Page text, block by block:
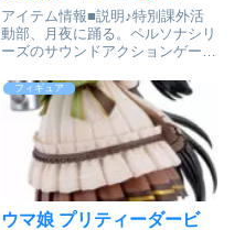
スマイルアーツ上海]が予
約受付中
アイテム情報■説明♪特別課外活
動部、月夜に踊る。ペルソナシリ
ーズのサウンドアクションゲーム
ナイト』より、「主人公」がフィ
ギュアとなって登場!かすかに光
るヘッドホン、メタリックシルバ
ーの質感が際立つTシャツなど...
フィギュア
ウマ娘 プリティーダービ